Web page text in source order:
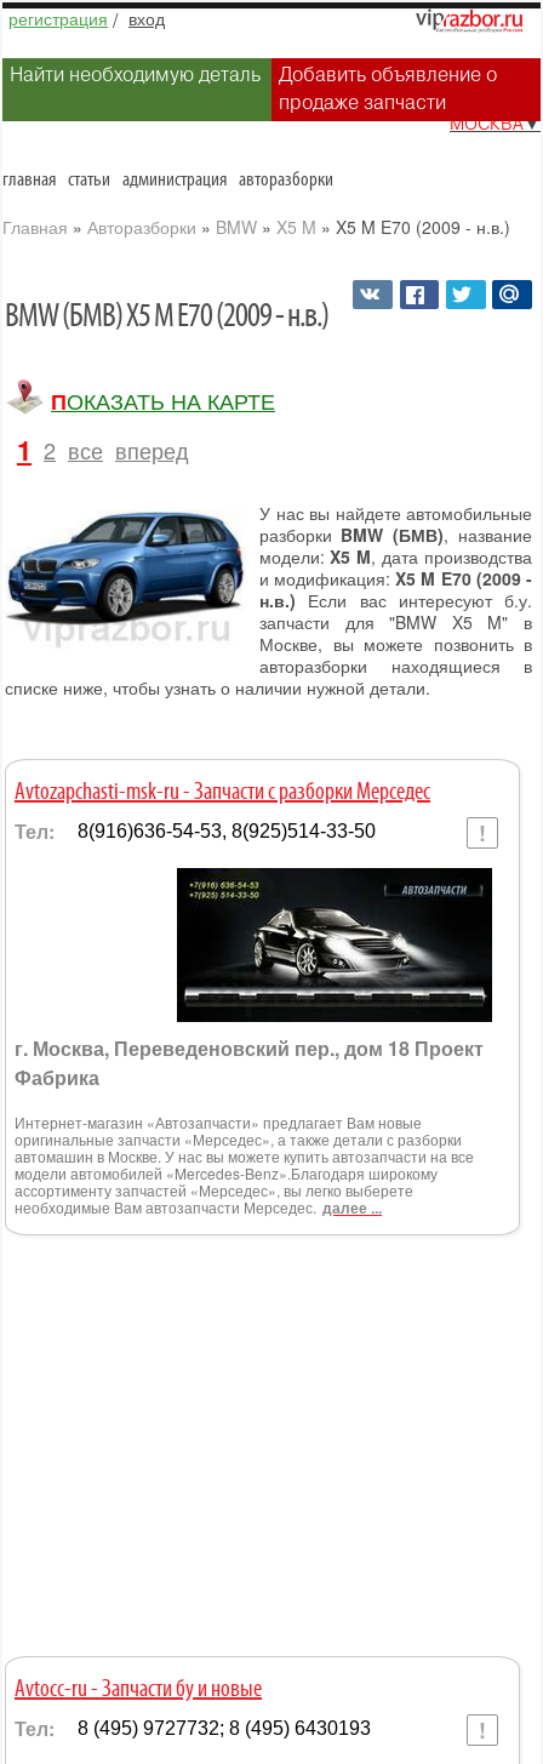
регистрация / вход
Найти необходимую деталь
Добавить объявление о
продаже запчасти
МОСКВА▼
главная статьи администрация авторазборки
Главная » Авторазборки » BMW » X5 M » X5 M E70 (2009 - н.в.)
BMW (БМВ) X5 M E70 (2009 - н.в.)
ПОКАЗАТЬ НА КАРТЕ
1 2 все вперед
У нас вы найдете автомобильные
разборки BMW (БМВ), название
модели: X5 M, дата производства
и модификация: X5 M E70 (2009 -
н.в.) Если вас интересуют б.у.
запчасти для "BMW X5 M" в
Москве, вы можете позвонить в
авторазборки находящиеся в
списке ниже, чтобы узнать о наличии нужной детали.
Avtozapchasti-msk-ru - Запчасти с разборки Мерседес
Тел: 8(916)636-54-53, 8(925)514-33-50
г. Москва, Переведеновский пер., дом 18 Проект
Фабрика
Интернет-магазин «Автозапчасти» предлагает Вам новые
оригинальные запчасти «Мерседес», а также детали с разборки
автомашин в Москве. У нас вы можете купить автозапчасти на все
модели автомобилей «Mercedes-Benz».Благодаря широкому
ассортименту запчастей «Мерседес», вы легко выберете
необходимые Вам автозапчасти Мерседес. далее ...
Avtocc-ru - Запчасти бу и новые
Тел: 8 (495) 9727732; 8 (495) 6430193